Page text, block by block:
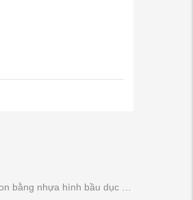
Bàn mầm non bằng nhựa hình bầu dục (bán nguyệt )